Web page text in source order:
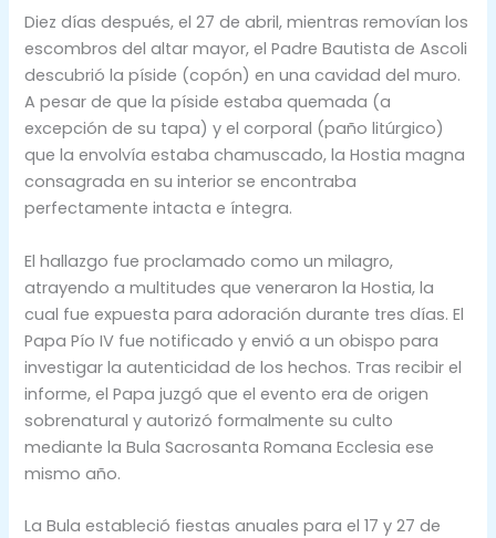
Diez días después, el 27 de abril, mientras removían los
escombros del altar mayor, el Padre Bautista de Ascoli
descubrió la píside (copón) en una cavidad del muro.
A pesar de que la píside estaba quemada (a
excepción de su tapa) y el corporal (paño litúrgico)
que la envolvía estaba chamuscado, la Hostia magna
consagrada en su interior se encontraba
perfectamente intacta e íntegra.
El hallazgo fue proclamado como un milagro,
atrayendo a multitudes que veneraron la Hostia, la
cual fue expuesta para adoración durante tres días. El
Papa Pío IV fue notificado y envió a un obispo para
investigar la autenticidad de los hechos. Tras recibir el
informe, el Papa juzgó que el evento era de origen
sobrenatural y autorizó formalmente su culto
mediante la Bula Sacrosanta Romana Ecclesia ese
mismo año.
La Bula estableció fiestas anuales para el 17 y 27 de